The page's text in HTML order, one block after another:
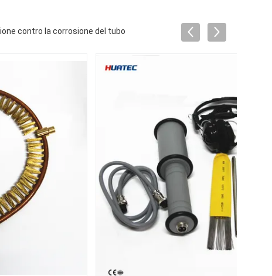
contro la corrosione del tubo